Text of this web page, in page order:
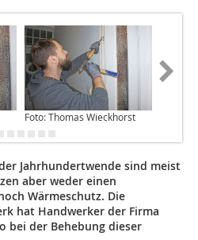
Foto: Thomas Wieckhorst
Jahrhundertwende sind meist
aber weder einen
Wärmeschutz. Die
hat Handwerker der Firma
bei der Behebung dieser